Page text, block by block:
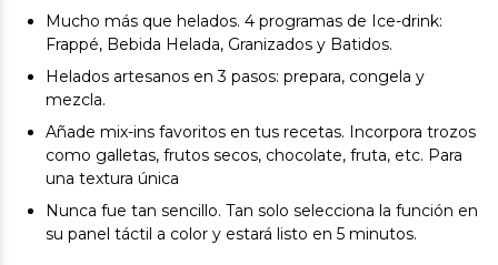
Mucho más que helados. 4 programas de Ice-drink:
Frappé, Bebida Helada, Granizados y Batidos.
Helados artesanos en 3 pasos: prepara, congela y
mezcla.
Añade mix-ins favoritos en tus recetas. Incorpora trozos
como galletas, frutos secos, chocolate, fruta, etc. Para
una textura única
Nunca fue tan sencillo. Tan solo selecciona la función en
su panel táctil a color y estará listo en 5 minutos.